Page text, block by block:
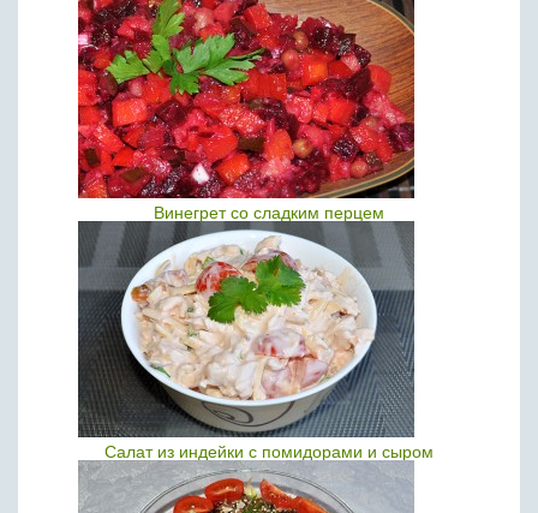
Винегрет со сладким перцем
Салат из индейки с помидорами и сыром